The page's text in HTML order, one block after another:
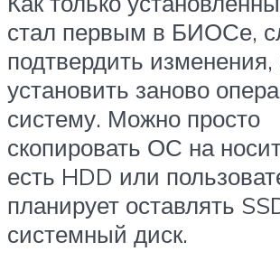
стал первым в БИОСе,
подтвердить изменения,
установить заново
систему. Можно просто
скопировать ОС на
есть HDD или
планирует оставлять
системный диск.